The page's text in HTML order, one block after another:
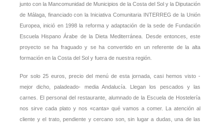
junto con la Mancomunidad de Municipios de la Costa del Sol y la Diputación
de Málaga, financiado con la Iniciativa Comunitaria INTERREG de la Unión
Europea, inició en 1998 la reforma y adaptación de la sede de Fundación
Escuela Hispano Árabe de la Dieta Mediterránea. Desde entonces, este
proyecto se ha fraguado y se ha convertido en un referente de la alta
formación en la Costa del Sol y fuera de nuestra región.
Por solo 25 euros, precio del menú de esta jornada, casi hemos visto -
mejor dicho, paladeado- media Andalucía. Llegan los pescados y las
carnes. El personal del restaurante, alumnado de la Escuela de Hostelería
nos sirve cada plato y nos «canta» qué vamos a comer. La atención al
cliente y el trato, pendiente y cercano son, sin lugar a dudas, una de las